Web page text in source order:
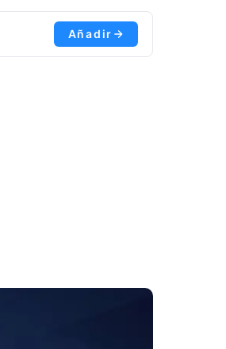
Añadir